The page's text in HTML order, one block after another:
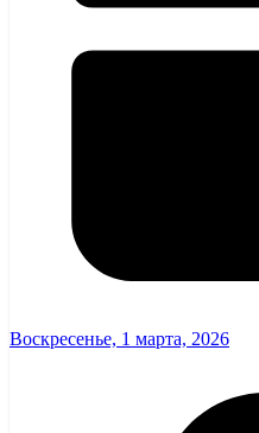
Воскресенье, 1 марта, 2026